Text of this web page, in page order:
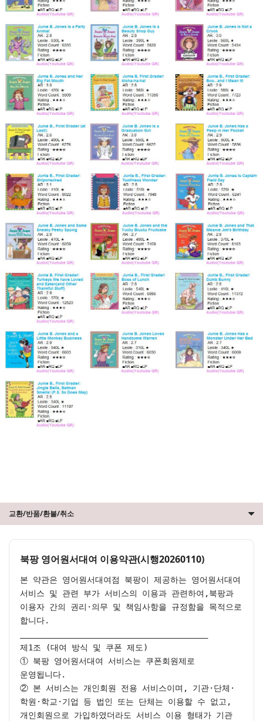
교환/반품/환불/취소
북팡 영어원서대여 이용약관(시행20260110)
본 약관은 영어원서대여점 북팡이 제공하는 영어원서대여
서비스 및 관련 부가 서비스의 이용과 관련하여,북팡과
이용자 간의 권리·의무 및 책임사항을 규정함을 목적으로
합니다.
제1조 (대여 방식 및 쿠폰 제도)
① 북팡 영어원서대여 서비스는 쿠폰회원제로
운영됩니다.
② 본 서비스는 개인회원 전용 서비스이며, 기관·단체·
학원·학교·기업 등 법인 또는 단체는 이용할 수 없고,
개인회원으로 가입하였더라도 서비스 이용 형태가 기관